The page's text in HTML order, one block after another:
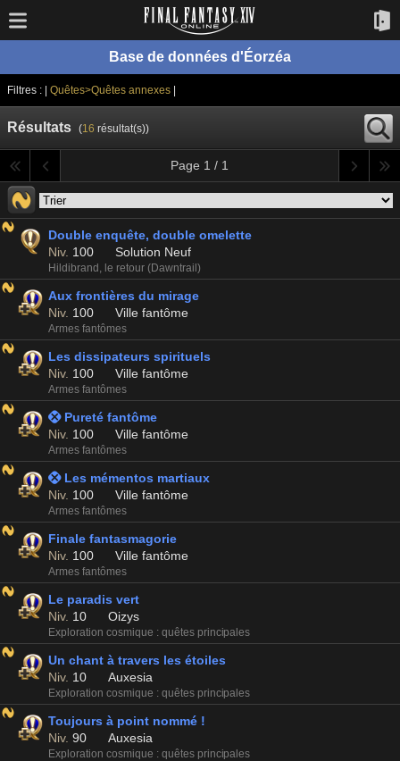
Base de données d'Éorzéa
Filtres : | Quêtes>Quêtes annexes|
Résultats (16 résultat(s))
Page 1 / 1
Double enquête, double omelette
Niv. 100 Solution Neuf
Hildibrand, le retour (Dawntrail)
Aux frontières du mirage
Niv. 100 Ville fantôme
Armes fantômes
Les dissipateurs spirituels
Niv. 100 Ville fantôme
Armes fantômes
 Pureté fantôme
Niv. 100 Ville fantôme
Armes fantômes
 Les mémentos martiaux
Niv. 100 Ville fantôme
Armes fantômes
Finale fantasmagorie
Niv. 100 Ville fantôme
Armes fantômes
Le paradis vert
Niv. 10 Oizys
Exploration cosmique : quêtes principales
Un chant à travers les étoiles
Niv. 10 Auxesia
Exploration cosmique : quêtes principales
Toujours à point nommé !
Niv. 90 Auxesia
Exploration cosmique : quêtes principales